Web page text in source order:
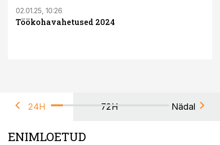
02.01.25, 10:26
Töökohavahetused 2024
24H 72H Nädal
ENIMLOETUD